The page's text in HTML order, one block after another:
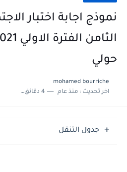
نموذج اجابة اختبار
حولي
mohamed bourriche
اخر تحديث :منذ عام 4 دقائق للقراءة
جدول التنقل